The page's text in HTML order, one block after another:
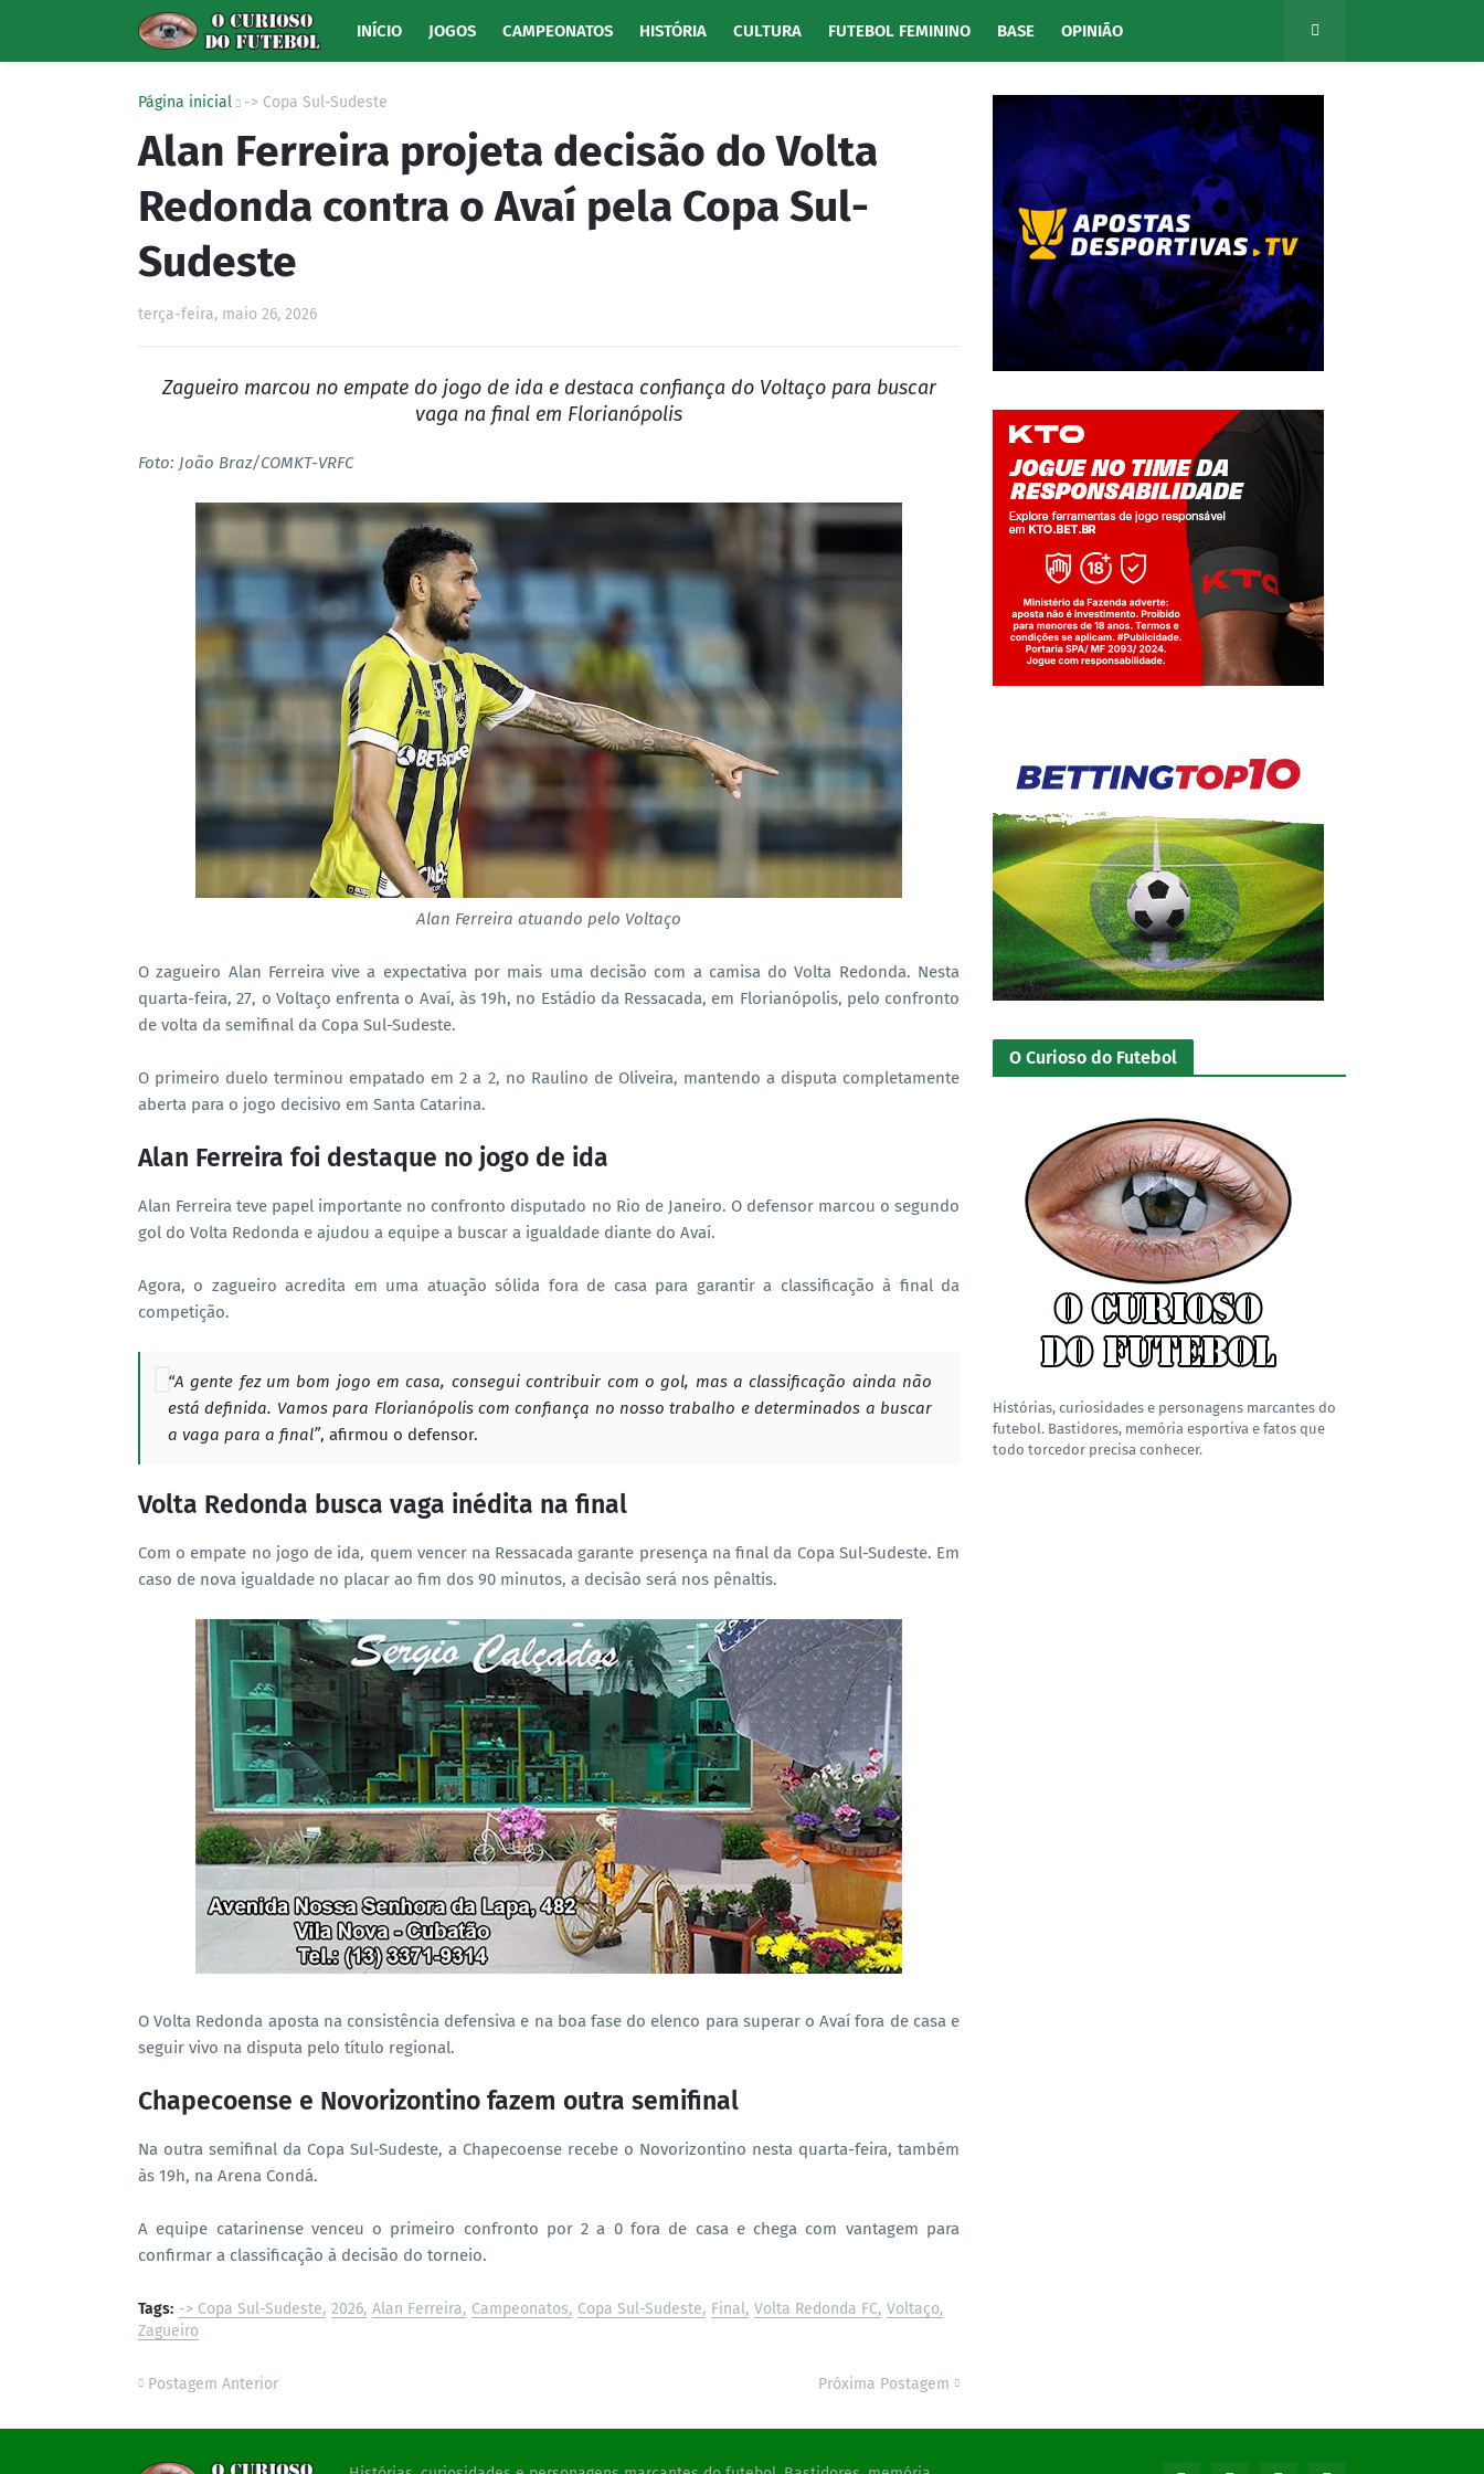
INÍCIO JOGOS CAMPEONATOS HISTÓRIA CULTURA FUTEBOL FEMININO BASE OPINIÃO
Página inicial -> Copa Sul-Sudeste
Alan Ferreira projeta decisão do Volta
Redonda contra o Avaí pela Copa Sul-
Sudeste
terça-feira, maio 26, 2026
Zagueiro marcou no empate do jogo de ida e destaca confiança do Voltaço para buscar
vaga na final em Florianópolis
Foto: João Braz/COMKT-VRFC
Alan Ferreira atuando pelo Voltaço
O zagueiro Alan Ferreira vive a expectativa por mais uma decisão com a camisa do Volta Redonda. Nesta
quarta-feira, 27, o Voltaço enfrenta o Avaí, às 19h, no Estádio da Ressacada, em Florianópolis, pelo confronto
de volta da semifinal da Copa Sul-Sudeste.
O primeiro duelo terminou empatado em 2 a 2, no Raulino de Oliveira, mantendo a disputa completamente
aberta para o jogo decisivo em Santa Catarina.
Alan Ferreira foi destaque no jogo de ida
Alan Ferreira teve papel importante no confronto disputado no Rio de Janeiro. O defensor marcou o segundo
gol do Volta Redonda e ajudou a equipe a buscar a igualdade diante do Avaí.
Agora, o zagueiro acredita em uma atuação sólida fora de casa para garantir a classificação à final da
competição.
“A gente fez um bom jogo em casa, consegui contribuir com o gol, mas a classificação ainda não
está definida. Vamos para Florianópolis com confiança no nosso trabalho e determinados a buscar
a vaga para a final”, afirmou o defensor.
Volta Redonda busca vaga inédita na final
Com o empate no jogo de ida, quem vencer na Ressacada garante presença na final da Copa Sul-Sudeste. Em
caso de nova igualdade no placar ao fim dos 90 minutos, a decisão será nos pênaltis.
O Volta Redonda aposta na consistência defensiva e na boa fase do elenco para superar o Avaí fora de casa e
seguir vivo na disputa pelo título regional.
Chapecoense e Novorizontino fazem outra semifinal
Na outra semifinal da Copa Sul-Sudeste, a Chapecoense recebe o Novorizontino nesta quarta-feira, também
às 19h, na Arena Condá.
A equipe catarinense venceu o primeiro confronto por 2 a 0 fora de casa e chega com vantagem para
confirmar a classificação à decisão do torneio.
Tags: -> Copa Sul-Sudeste 2026 Alan Ferreira Campeonatos Copa Sul-Sudeste Final Volta Redonda FC Voltaço
Zagueiro
Postagem Anterior Próxima Postagem
Jogue com responsabilidade. 18+
O Curioso do Futebol
Histórias, curiosidades e personagens marcantes do
futebol. Bastidores, memória esportiva e fatos que
todo torcedor precisa conhecer.